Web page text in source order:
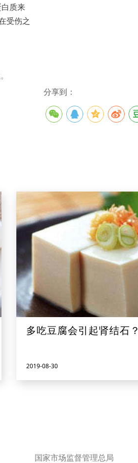
质来
受伤之
分享到：
多吃豆腐会引起肾结石？
2019-08-30
国家市场监督管理总局